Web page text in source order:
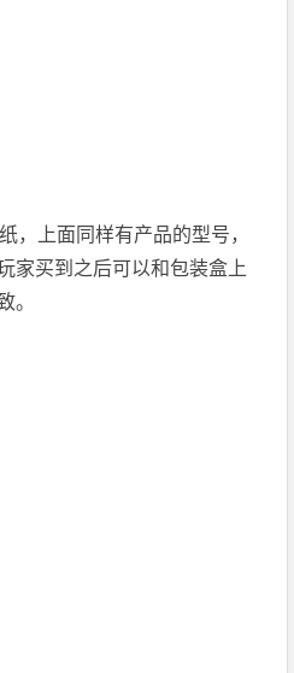
，上面同样有产品的型号，
家买到之后可以和包装盒上
。